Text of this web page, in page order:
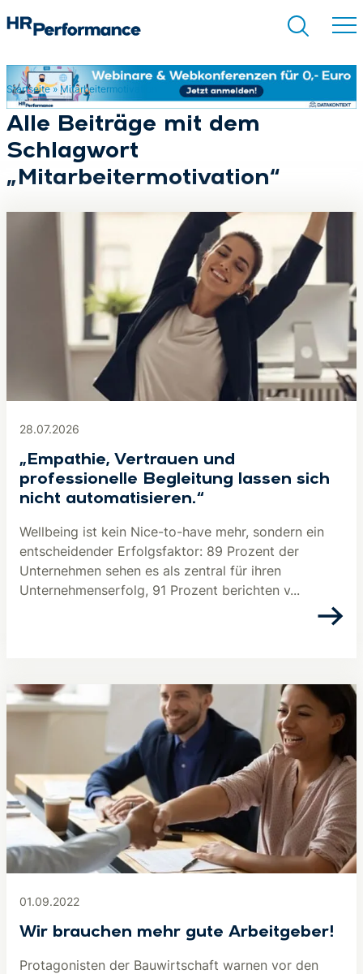
Suchen
Startseite» Mitarbeitermotivation
Alle Beiträge mit dem
Schlagwort
„Mitarbeitermotivation“
28.07.2026
„Empathie, Vertrauen und
professionelle Begleitung lassen sich
nicht automatisieren.“
Wellbeing ist kein Nice-to-have mehr, sondern ein
entscheidender Erfolgsfaktor: 89 Prozent der
Unternehmen sehen es als zentral für ihren
Unternehmenserfolg, 91 Prozent berichten v...
01.09.2022
Wir brauchen mehr gute Arbeitgeber!
Protagonisten der Bauwirtschaft warnen vor den